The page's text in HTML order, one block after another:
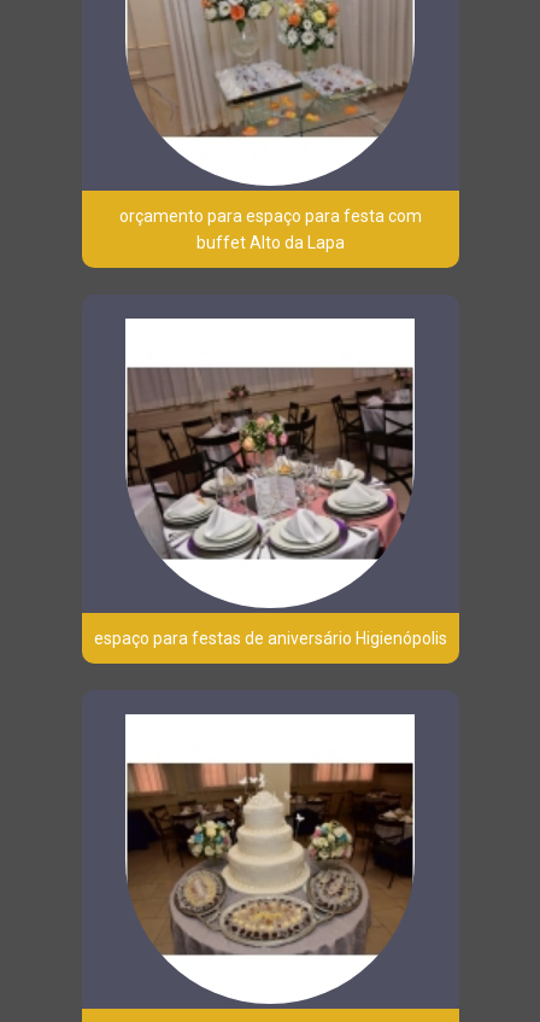
orçamento para espaço para festa com
buffet Alto da Lapa
espaço para festas de aniversário Higienópolis